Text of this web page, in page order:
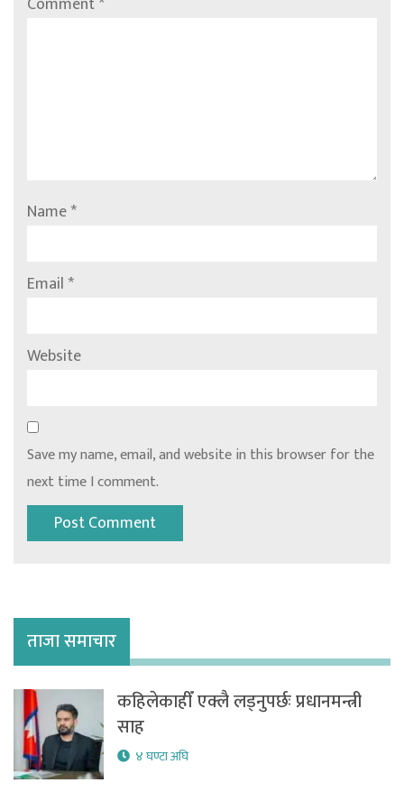
Name*
Email*
Website
Save my name, email, and website in this browser for the
next time I comment.
ताजा समाचार
कहिलेकाहीँ एक्लै लड्नुपर्छः प्रधानमन्त्री
साह
४ घण्टा अघि